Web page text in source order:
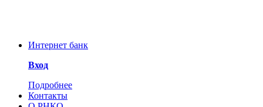
Интернет банк
Вход
Подробнее
Контакты
информирует Вас об угрозе
предотвращения инцидентов
просим принять к сведению, что у
РНКО «Металлург» нет аккаунтов
в социальных сетях. Сотрудники